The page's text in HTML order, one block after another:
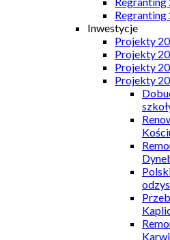
Regranting
Inwestycje
Projekty
Projekty
Projekty
Projekty